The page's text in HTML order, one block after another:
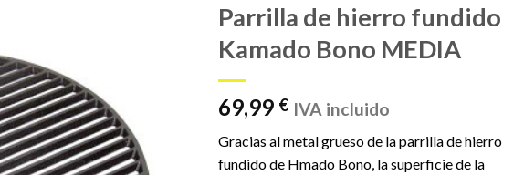
Parrilla de hierro fundido
Kamado Bono MEDIA
69,99 € IVA incluido
Gracias al metal grueso de la parrilla de hierro
fundido de Hmado Bono, la superficie de la